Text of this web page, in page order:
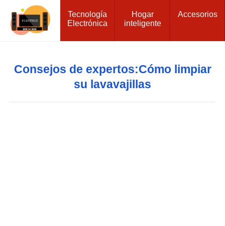
Tecnología
Electrónica
Hogar
inteligente
Accesorios
Consejos de expertos:Cómo limpiar
su lavavajillas